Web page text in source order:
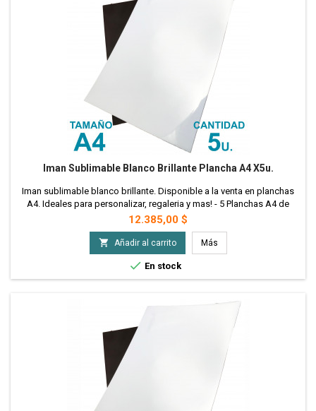
Iman Sublimable Blanco Brillante Plancha A4 X5u.
Iman sublimable blanco brillante. Disponible a la venta en planchas
A4. Ideales para personalizar, regaleria y mas! - 5 Planchas A4 de
Iman Sublimable
Precio
12.385,00 $
 Añadir al carrito Más
 En stock